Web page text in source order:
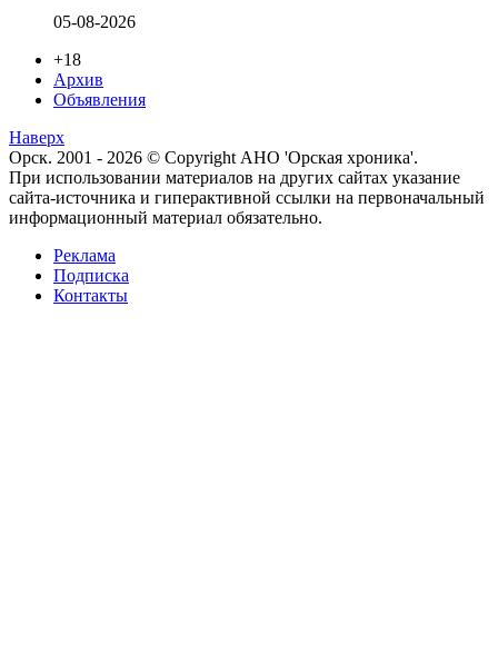
05-08-2026
+18
Архив
Объявления
Наверх
Орск. 2001 - 2026 © Copyright АНО 'Орская хроника'.
При использовании материалов на других сайтах указание
сайта-источника и гиперактивной ссылки на первоначальный
информационный материал обязательно.
Реклама
Подписка
Контакты